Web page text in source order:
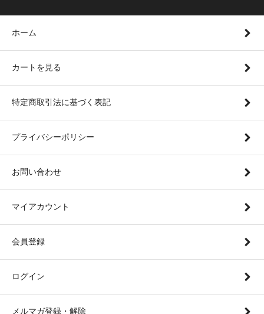
ホーム
カートを見る
特定商取引法に基づく表記
プライバシーポリシー
お問い合わせ
マイアカウント
会員登録
ログイン
メルマガ登録・解除